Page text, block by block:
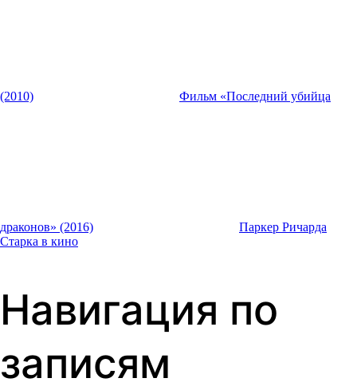
(2010) Фильм «Последний убийца
драконов» (2016)
Паркер Ричарда
Старка в кино
Навигация по
записям